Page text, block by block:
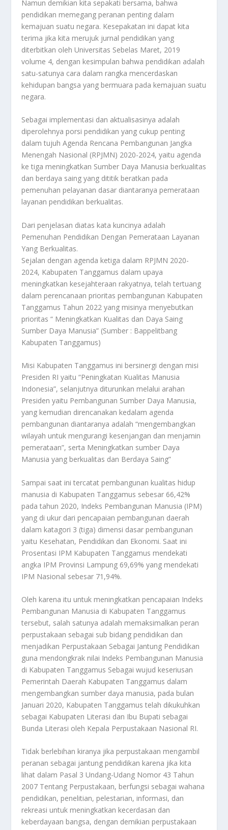
Namun demikian kita sepakati bersama, bahwa
pendidikan memegang peranan penting dalam
kemajuan suatu negara. Kesepakatan ini dapat kita
terima jika kita merujuk jurnal pendidikan yang
diterbitkan oleh Universitas Sebelas Maret, 2019
volume 4, dengan kesimpulan bahwa pendidikan adalah
satu-satunya cara dalam rangka mencerdaskan
kehidupan bangsa yang bermuara pada kemajuan suatu
negara.
Sebagai implementasi dan aktualisasinya adalah
diperolehnya porsi pendidikan yang cukup penting
dalam tujuh Agenda Rencana Pembangunan Jangka
Menengah Nasional (RPJMN) 2020-2024, yaitu agenda
ke tiga meningkatkan Sumber Daya Manusia berkualitas
dan berdaya saing yang dititik beratkan pada
pemenuhan pelayanan dasar diantaranya pemerataan
layanan pendidikan berkualitas.
Dari penjelasan diatas kata kuncinya adalah
Pemenuhan Pendidikan Dengan Pemerataan Layanan
Yang Berkualitas.
Sejalan dengan agenda ketiga dalam RPJMN 2020-
2024, Kabupaten Tanggamus dalam upaya
meningkatkan kesejahteraan rakyatnya, telah tertuang
dalam perencanaan prioritas pembangunan Kabupaten
Tanggamus Tahun 2022 yang misinya menyebutkan
prioritas “ Meningkatkan Kualitas dan Daya Saing
Sumber Daya Manusia” (Sumber : Bappelitbang
Kabupaten Tanggamus)
Misi Kabupaten Tanggamus ini bersinergi dengan misi
Presiden RI yaitu “Peningkatan Kualitas Manusia
Indonesia”, selanjutnya diturunkan melalui arahan
Presiden yaitu Pembangunan Sumber Daya Manusia,
yang kemudian direncanakan kedalam agenda
pembangunan diantaranya adalah “mengembangkan
wilayah untuk mengurangi kesenjangan dan menjamin
pemerataan”, serta Meningkatkan sumber Daya
Manusia yang berkualitas dan Berdaya Saing”
Sampai saat ini tercatat pembangunan kualitas hidup
manusia di Kabupaten Tanggamus sebesar 66,42%
pada tahun 2020, Indeks Pembangunan Manusia (IPM)
yang di ukur dari pencapaian pembangunan daerah
dalam katagori 3 (tiga) dimensi dasar pembangunan
yaitu Kesehatan, Pendidikan dan Ekonomi. Saat ini
Prosentasi IPM Kabupaten Tanggamus mendekati
angka IPM Provinsi Lampung 69,69% yang mendekati
IPM Nasional sebesar 71,94%.
Oleh karena itu untuk meningkatkan pencapaian Indeks
Pembangunan Manusia di Kabupaten Tanggamus
tersebut, salah satunya adalah memaksimalkan peran
perpustakaan sebagai sub bidang pendidikan dan
menjadikan Perpustakaan Sebagai Jantung Pendidikan
guna mendongkrak nilai Indeks Pembangunan Manusia
di Kabupaten Tanggamus Sebagai wujud keseriusan
Pemerintah Daerah Kabupaten Tanggamus dalam
mengembangkan sumber daya manusia, pada bulan
Januari 2020, Kabupaten Tanggamus telah dikukuhkan
sebagai Kabupaten Literasi dan Ibu Bupati sebagai
Bunda Literasi oleh Kepala Perpustakaan Nasional RI.
Tidak berlebihan kiranya jika perpustakaan mengambil
peranan sebagai jantung pendidikan karena jika kita
lihat dalam Pasal 3 Undang-Udang Nomor 43 Tahun
2007 Tentang Perpustakaan, berfungsi sebagai wahana
pendidikan, penelitian, pelestarian, informasi, dan
rekreasi untuk meningkatkan kecerdasan dan
keberdayaan bangsa, dengan demikian perpustakaan